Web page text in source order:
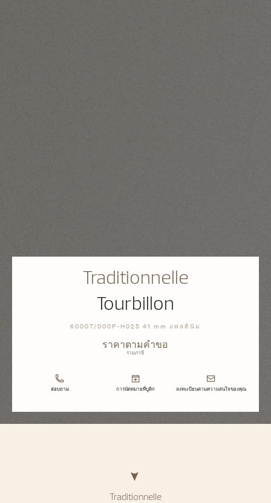
Traditionnelle
Tourbillon
6000T/000P-H025 41 mm แพลตินัม
ราคาตามคำขอ
รวมภาษี
สอบถาม การนัดหมายที่บูติก ลงทะเบียนตามความสนใจของคุณ
Traditionnelle